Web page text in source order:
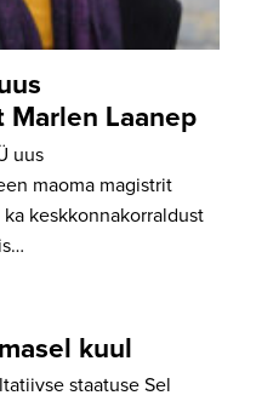
Marlen Laanep
uus
maoma magistrit
keskkonnakorraldust
kuul
staatuse Sel